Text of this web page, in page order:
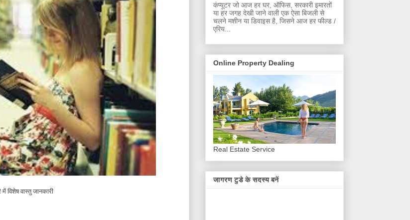
विशेष वास्तु जानकारी
कंप्यूटर जो आज हर घर, ऑफिस, सरकारी इमारतों
या हर जगह देखी जाने वाली एक ऐसा बिजली से
चलने मशीन या डिवाइस है, जिसने आज हर फील्ड /
एरिय...
Online Property Dealing
Real Estate Service
जागरण टुडे के सदस्य बनें